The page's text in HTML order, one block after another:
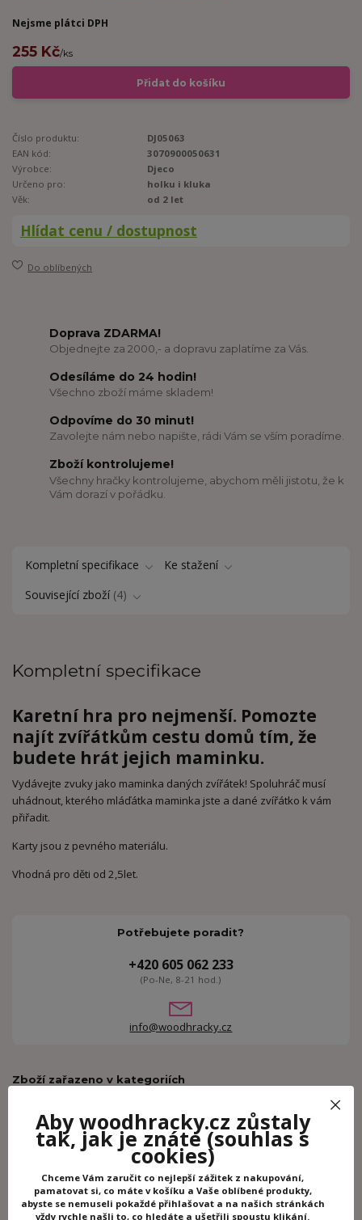
Nejsme plátci DPH
255 Kč/ks
Přidat do košíku
Číslo produktu:
DJ05063
EAN kód:
3070900050631
Výrobce:
Djeco
Určeno pro:
holku i kluka
Věk:
od 2 let
Hlídat cenu / dostupnost
Do oblíbených
Doprava ZDARMA!
Objednejte za 2000,- a dopravu zaplatíme za Vás.
Odesíláme do 24 hodin!
Všechno zboží máme skladem!
Odpovíme do 30 minut!
Zavolejte nám nebo napište, rádi Vám se vším poradíme.
Zboží kontrolujeme!
Všechny hračky kontrolujeme, abychom měli jistotu, že k
Vám dorazí v pořádku.
Kompletní specifikace
Ke stažení
Související zboží 4
Kompletní specifikace
Karetní hra pro nejmenší. Pomozte
najít zvířátkům cestu domů tím, že
budete hrát jejich maminku.
Vydávejte zvuky jako maminka daných zvířátek! Spoluhráč musí
uhádnout, kterého mláďátka maminka jste a dané zvířátko k vám
přiřadit.
Karty jsou z pevného materiálu.
Vhodná pro děti od 2,5let.
Potřebujete poradit?
+420 605 062 233
(Po-Ne, 8-21 hod.)
info@woodhracky.cz
Zboží zařazeno v kategoriích
Logické a vzdělávací hry
Karetní hry
Ke stažení
Aby woodhracky.cz zůstaly
tak, jak je znáte(souhlas s
cookies)
Chceme Vám zaručit co nejlepší zážitek z nakupování,
pamatovat si, co máte v košíku a Vaše oblíbené produkty,
abyste se nemuseli pokaždé přihlašovat a na našich stránkách
vždy rychle našli to, co hledáte a ušetřili spoustu klikání.